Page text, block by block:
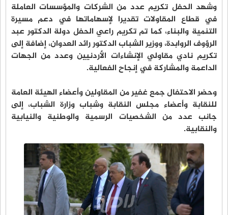
وشهد الحفل تكريم عدد من الشركات والمؤسسات العاملة
في قطاع المقاولات تقديرا لإسهاماتها في دعم مسيرة
التنمية والبناء، كما تم تكريم راعي الحفل دولة الدكتور عبد
الرؤوف الروابدة، ووزير الشباب الدكتور رائد العدوان، إضافة إلى
تكريم نادي مقاولي الإنشاءات الأردنيين وعدد من الجهات
الداعمة والمشاركة في إنجاح الفعالية.
وحضر الاحتفال جمع غفير من المقاولين وأعضاء الهيئة العامة
للنقابة وأعضاء مجلس النقابة وشباب وزارة الشباب، إلى
جانب عدد من الشخصيات الرسمية والوطنية والنيابية
والنقابية.